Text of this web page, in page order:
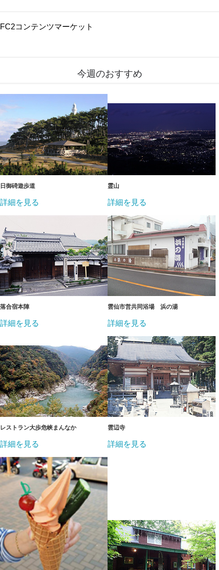
FC2コンテンツマーケット
今週のおすすめ
日御碕遊歩道
詳細を見る
霊山
詳細を見る
落合宿本陣
詳細を見る
雲仙市営共同浴場 浜の湯
詳細を見る
レストラン大歩危峡まんなか
詳細を見る
雲辺寺
詳細を見る